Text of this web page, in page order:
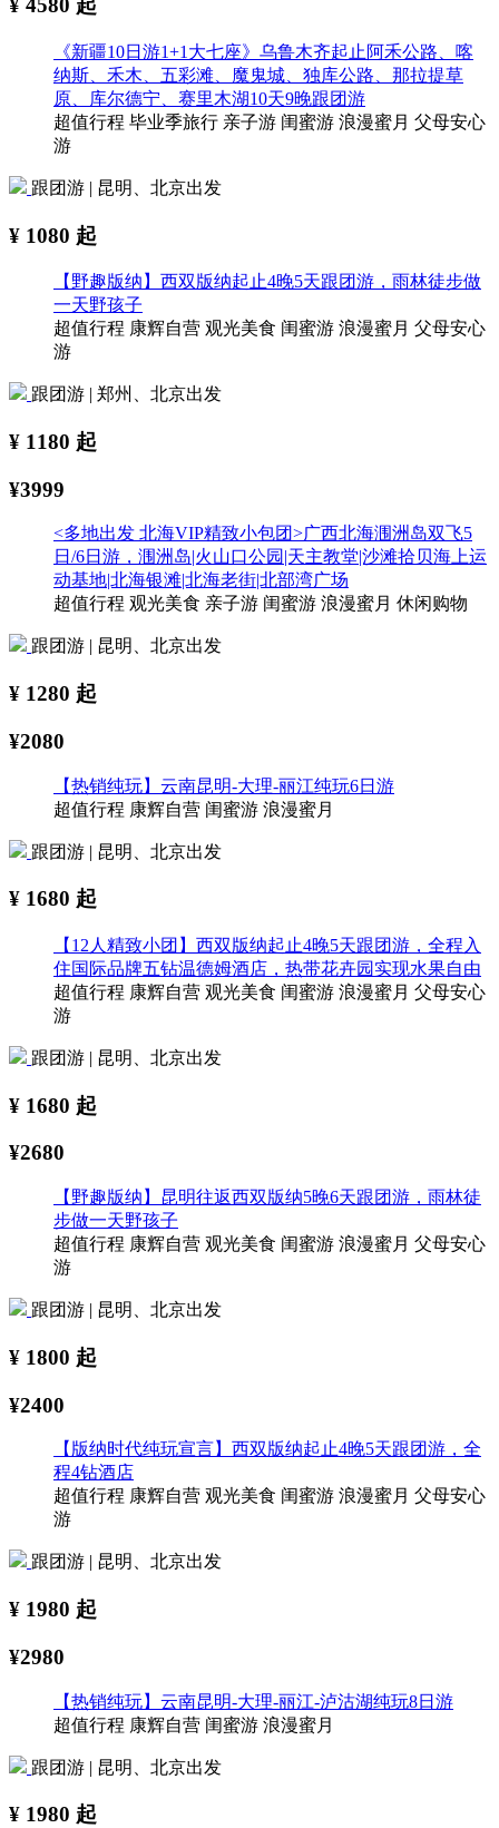
¥ 4580 起
《新疆10日游1+1大七座》乌鲁木齐起止阿禾公路、喀
纳斯、禾木、五彩滩、魔鬼城、独库公路、那拉提草
原、库尔德宁、赛里木湖10天9晚跟团游
超值行程 毕业季旅行 亲子游 闺蜜游 浪漫蜜月 父母安心
游
跟团游 | 昆明、北京出发
¥ 1080 起
【野趣版纳】西双版纳起止4晚5天跟团游，雨林徒步做
一天野孩子
超值行程 康辉自营 观光美食 闺蜜游 浪漫蜜月 父母安心
游
跟团游 | 郑州、北京出发
¥ 1180 起
¥3999
<多地出发 北海VIP精致小包团>广西北海涠洲岛双飞5
日/6日游，涠洲岛|火山口公园|天主教堂|沙滩拾贝海上运
动基地|北海银滩|北海老街|北部湾广场
超值行程 观光美食 亲子游 闺蜜游 浪漫蜜月 休闲购物
跟团游 | 昆明、北京出发
¥ 1280 起
¥2080
【热销纯玩】云南昆明-大理-丽江纯玩6日游
超值行程 康辉自营 闺蜜游 浪漫蜜月
跟团游 | 昆明、北京出发
¥ 1680 起
【12人精致小团】西双版纳起止4晚5天跟团游，全程入
住国际品牌五钻温德姆酒店，热带花卉园实现水果自由
超值行程 康辉自营 观光美食 闺蜜游 浪漫蜜月 父母安心
游
跟团游 | 昆明、北京出发
¥ 1680 起
¥2680
【野趣版纳】昆明往返西双版纳5晚6天跟团游，雨林徒
步做一天野孩子
超值行程 康辉自营 观光美食 闺蜜游 浪漫蜜月 父母安心
游
跟团游 | 昆明、北京出发
¥ 1800 起
¥2400
【版纳时代纯玩宣言】西双版纳起止4晚5天跟团游，全
程4钻酒店
超值行程 康辉自营 观光美食 闺蜜游 浪漫蜜月 父母安心
游
跟团游 | 昆明、北京出发
¥ 1980 起
¥2980
【热销纯玩】云南昆明-大理-丽江-泸沽湖纯玩8日游
超值行程 康辉自营 闺蜜游 浪漫蜜月
跟团游 | 昆明、北京出发
¥ 1980 起